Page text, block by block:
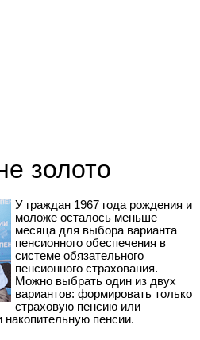
золото
У граждан 1967 года рождения и
моложе осталось меньше
месяца для выбора варианта
пенсионного обеспечения в
системе обязательного
пенсионного страхования.
Можно выбрать один из двух
вариантов: формировать только
страховую пенсию или
пенсии.